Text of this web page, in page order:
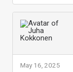
May 16, 2025